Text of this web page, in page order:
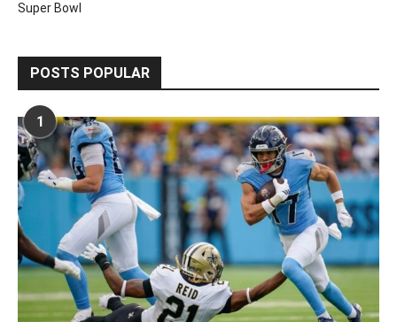
Super Bowl
POSTS POPULAR
1